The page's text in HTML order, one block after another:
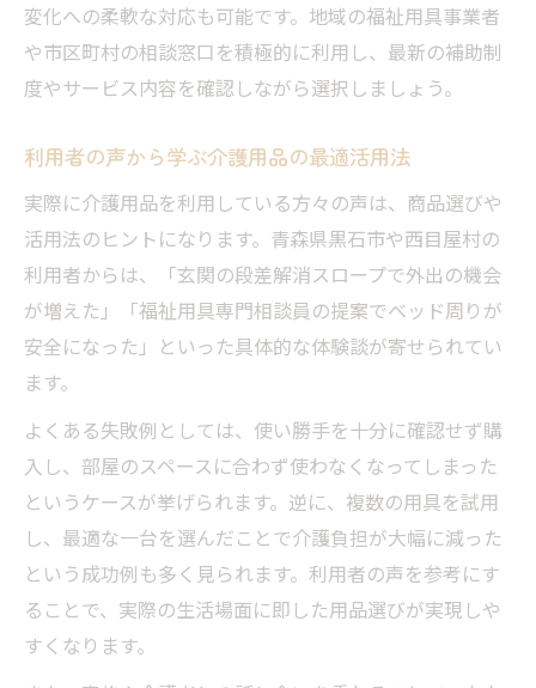
変化への柔軟な対応も可能です。地域の福祉用具事業者
や市区町村の相談窓口を積極的に利用し、最新の補助制
度やサービス内容を確認しながら選択しましょう。
利用者の声から学ぶ介護用品の最適活用法
実際に介護用品を利用している方々の声は、商品選びや
活用法のヒントになります。青森県黒石市や西目屋村の
利用者からは、「玄関の段差解消スロープで外出の機会
が増えた」「福祉用具専門相談員の提案でベッド周りが
安全になった」といった具体的な体験談が寄せられてい
ます。
よくある失敗例としては、使い勝手を十分に確認せず購
入し、部屋のスペースに合わず使わなくなってしまった
というケースが挙げられます。逆に、複数の用具を試用
し、最適な一台を選んだことで介護負担が大幅に減った
という成功例も多く見られます。利用者の声を参考にす
ることで、実際の生活場面に即した用品選びが実現しや
すくなります。